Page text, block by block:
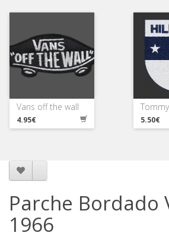
Vans off the wall
4.95€ 5.50€
Parche Bordado
1966